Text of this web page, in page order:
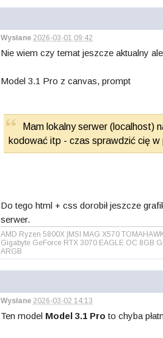
Wysłane 2026-03-01 09:42
Nie wiem czy temat jeszcze aktualny
Model 3.1 Pro z canvas, prompt
Mam lokalny serwer (localhost)
kodować itp - czas sprawdzić cię
Do tego html + css dorobił jeszcze
serwer.
AMD Ryzen 5800X |MSI MAG X570
Gigabyte GeForce RTX 3070 EAGLE OC 8GB
ARGB
Wysłane 2026-03-02 14:13
Ten model Model 3.1 Pro to chyba